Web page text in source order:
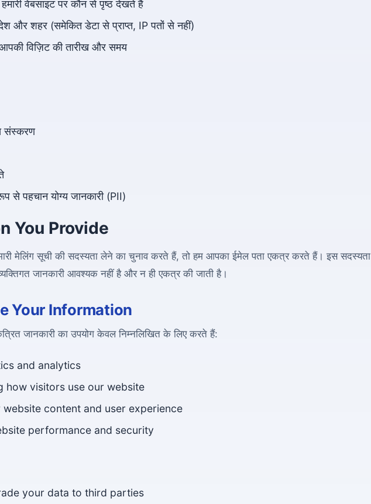
वेबसाइट पर कौन से पृष्ठ देखते हैं
और शहर (समेकित डेटा से प्राप्त, IP पतों से नहीं)
विज़िट की तारीख और समय
संस्करण
से पहचान योग्य जानकारी (PII)
You Provide
मेलिंग सूची की सदस्यता लेने का चुनाव करते हैं, तो हम आपका ईमेल पता एकत्र करते हैं। इस सदस्यता
जानकारी आवश्यक नहीं है और न ही एकत्र की जाती है।
Your Information
जानकारी का उपयोग केवल निम्नलिखित के लिए करते हैं:
and analytics
how visitors use our website
content and user experience
performance and security
your data to third parties